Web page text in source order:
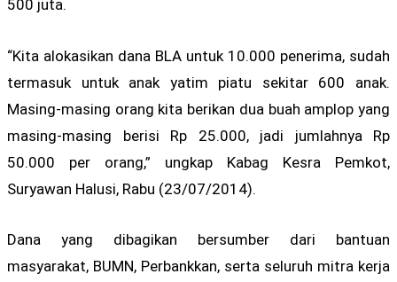
500 juta.
“Kita alokasikan dana BLA untuk 10.000 penerima, sudah
termasuk untuk anak yatim piatu sekitar 600 anak.
Masing-masing orang kita berikan dua buah amplop yang
masing-masing berisi Rp 25.000, jadi jumlahnya Rp
50.000 per orang,” ungkap Kabag Kesra Pemkot,
Suryawan Halusi, Rabu (23/07/2014).
Dana yang dibagikan bersumber dari bantuan
masyarakat, BUMN, Perbankkan, serta seluruh mitra kerja